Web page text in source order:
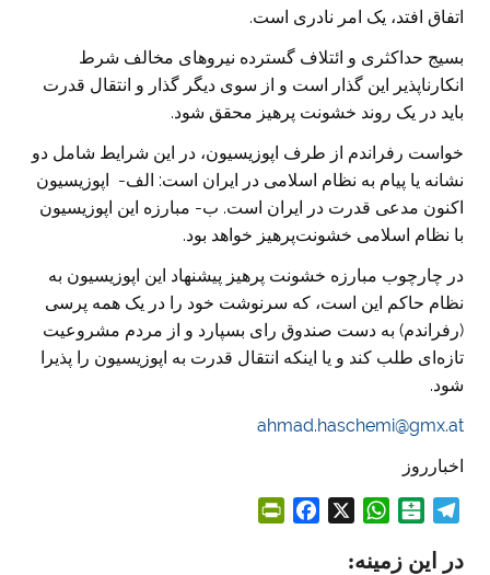
اتفاق افتد، یک امر نادری است.
بسیج حد‌اکثری و ائتلاف گسترده نیروهای مخالف شرط
انکارناپذیر این گذار است و از سوی دیگر گذار و انتقال قدرت
باید در یک روند خشونت پرهیز محقق شود.
خواست رفراندم از طرف اپوزیسیون، در این شرایط شامل دو
نشانه یا پیام به نظام اسلامی در ایران است: الف- اپوزیسیون
اکنون مدعی قدرت در ایران است. ب- مبارزه این اپوزیسیون
با نظام اسلامی خشونت‌پرهیز خواهد بود.
در چارچوب مبارزه خشونت پرهیز پیشنهاد این اپوزیسیون به
نظام حاکم این است، که سرنوشت خود را در یک همه پرسی
(رفراندم) به دست صندوق رای بسپارد و از مردم مشروعیت
تازه‌ای طلب کند و یا اینکه انتقال قدرت به اپوزیسیون را پذیرا
شود.
ahmad.haschemi@gmx.at
اخبارروز
l
W
a
در این زمینه: